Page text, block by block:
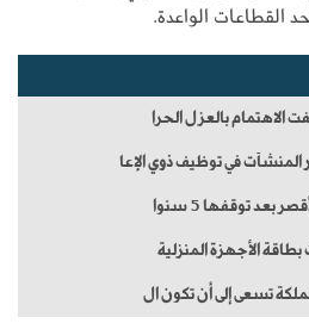
القطاعات الواعدة.
الاهتمام بالعزل الحرا
في توظيف ذوي الإعا
بعد توقفها 5 سنوا
الأجهزة المنزلية
تسعى إلى أن تكون ال